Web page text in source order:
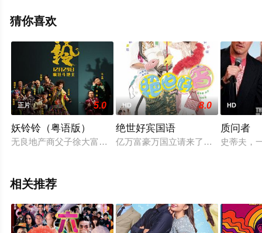
影，手机免费观看高清未删减完整版电影大全就上天堂电
等平台了解。
猜你喜欢
正片 5.0
妖铃铃（粤语版）
无良地产商父子徐大富（沈腾 饰）和徐天宇（岳云鹏 饰）一心
HD 8.0
绝世好宾国语
亿万富豪万国立请来了曾是警队中精
HD
质问者
史蒂夫，
相关推荐